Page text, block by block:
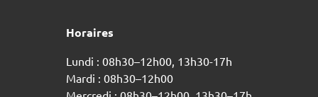
Horaires
Lundi : 08h30–12h00, 13h30-17h
Mardi : 08h30–12h00